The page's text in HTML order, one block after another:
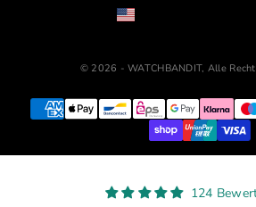
© 2026 - WATCHBANDIT, Alle
124